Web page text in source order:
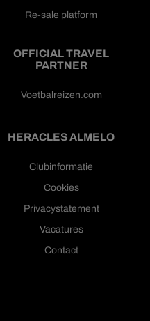
Re-sale platform
OFFICIAL TRAVEL
PARTNER
Voetbalreizen.com
HERACLES ALMELO
Clubinformatie
Cookies
Privacystatement
Vacatures
Contact